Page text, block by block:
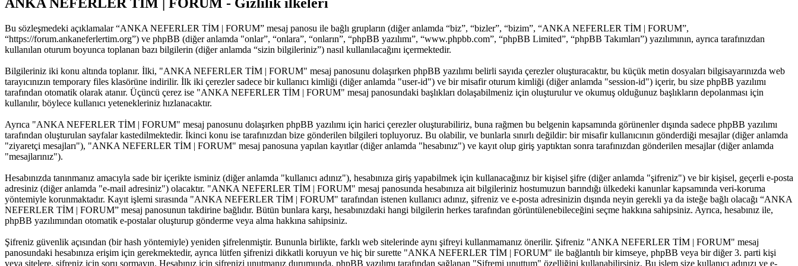
Bu sözleşmedeki açıklamalar “ANKA NEFERLER TİM | FORUM” mesaj panosu ile bağlı grupların (diğer anlamda “biz”, “bizler”, “bizim”, “ANKA NEFERLER TİM | FORUM”,
“https://forum.ankaneferlertim.org”) ve phpBB (diğer anlamda "onlar”, “onlara”, “onların”, “phpBB yazılımı”, “www.phpbb.com”, “phpBB Limited”, “phpBB Takımları”) yazılımının, ayrıca tarafınızdan
kullanılan oturum boyunca toplanan bazı bilgilerin (diğer anlamda “sizin bilgileriniz”) nasıl kullanılacağını içermektedir.
Bilgileriniz iki konu altında toplanır. İlki, "ANKA NEFERLER TİM | FORUM" mesaj panosunu dolaşırken phpBB yazılımı belirli sayıda çerezler oluşturacaktır, bu küçük metin dosyaları bilgisayarınızda web
tarayıcınızın temporary files klasörüne indirilir. İlk iki çerezler sadece bir kullanıcı kimliği (diğer anlamda "user-id") ve bir misafir oturum kimliği (diğer anlamda "session-id") içerir, bu size phpBB yazılımı
tarafından otomatik olarak atanır. Üçüncü çerez ise "ANKA NEFERLER TİM | FORUM" mesaj panosundaki başlıkları dolaşabilmeniz için oluşturulur ve okumuş olduğunuz başlıkların depolanması için
kullanılır, böylece kullanıcı yetenekleriniz hızlanacaktır.
Ayrıca "ANKA NEFERLER TİM | FORUM" mesaj panosunu dolaşırken phpBB yazılımı için harici çerezler oluşturabiliriz, buna rağmen bu belgenin kapsamında görünenler dışında sadece phpBB yazılımı
tarafından oluşturulan sayfalar kastedilmektedir. İkinci konu ise tarafınızdan bize gönderilen bilgileri topluyoruz. Bu olabilir, ve bunlarla sınırlı değildir: bir misafir kullanıcının gönderdiği mesajlar (diğer anlamda
"ziyaretçi mesajları"), "ANKA NEFERLER TİM | FORUM" mesaj panosuna yapılan kayıtlar (diğer anlamda "hesabınız") ve kayıt olup giriş yaptıktan sonra tarafınızdan gönderilen mesajlar (diğer anlamda
"mesajlarınız").
Hesabınızda tanınmanız amacıyla sade bir içerikte isminiz (diğer anlamda "kullanıcı adınız"), hesabınıza giriş yapabilmek için kullanacağınız bir kişisel şifre (diğer anlamda "şifreniz") ve bir kişisel, geçerli e-posta
adresiniz (diğer anlamda "e-mail adresiniz") olacaktır. "ANKA NEFERLER TİM | FORUM" mesaj panosunda hesabınıza ait bilgileriniz hostumuzun barındığı ülkedeki kanunlar kapsamında veri-koruma
yöntemiyle korunmaktadır. Kayıt işlemi sırasında "ANKA NEFERLER TİM | FORUM" tarafından istenen kullanıcı adınız, şifreniz ve e-posta adresinizin dışında neyin gerekli ya da isteğe bağlı olacağı “ANKA
NEFERLER TİM | FORUM” mesaj panosunun takdirine bağlıdır. Bütün bunlara karşı, hesabınızdaki hangi bilgilerin herkes tarafından görüntülenebileceğini seçme hakkına sahipsiniz. Ayrıca, hesabınız ile,
phpBB yazılımından otomatik e-postalar oluşturup gönderme veya alma hakkına sahipsiniz.
Şifreniz güvenlik açısından (bir hash yöntemiyle) yeniden şifrelenmiştir. Bununla birlikte, farklı web sitelerinde aynı şifreyi kullanmamanız önerilir. Şifreniz "ANKA NEFERLER TİM | FORUM" mesaj
panosundaki hesabınıza erişim için gerekmektedir, ayrıca lütfen şifrenizi dikkatli koruyun ve hiç bir surette "ANKA NEFERLER TİM | FORUM" ile bağlantılı bir kimseye, phpBB veya bir diğer 3. parti kişi
veya sitelere, şifreniz için soru sormayın. Hesabınız için şifrenizi unutmanız durumunda, phpBB yazılımı tarafından sağlanan "Şifremi unuttum" özelliğini kullanabilirsiniz. Bu işlem size kullanıcı adınızı ve e-